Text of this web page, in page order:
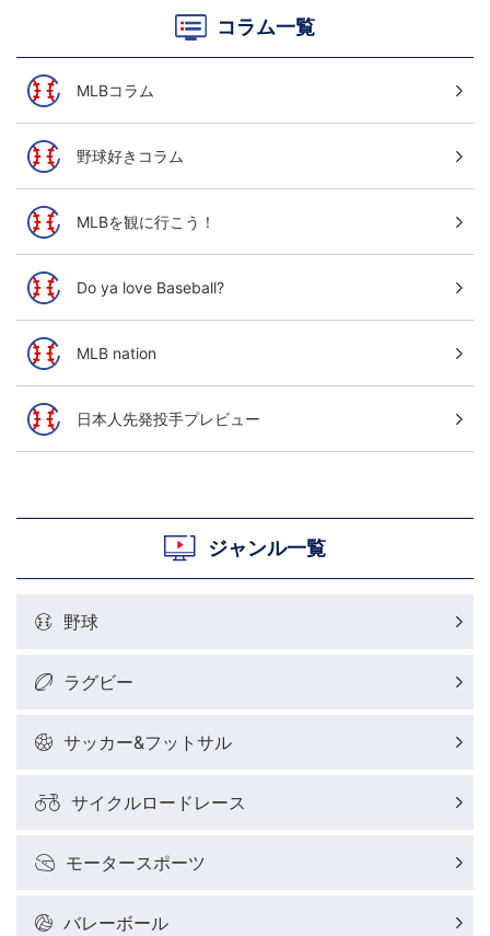
コラム一覧
MLBコラム
野球好きコラム
MLBを観に行こう！
Do ya love Baseball?
MLB nation
日本人先発投手プレビュー
ジャンル一覧
野球
ラグビー
サッカー&フットサル
サイクルロードレース
モータースポーツ
バレーボール